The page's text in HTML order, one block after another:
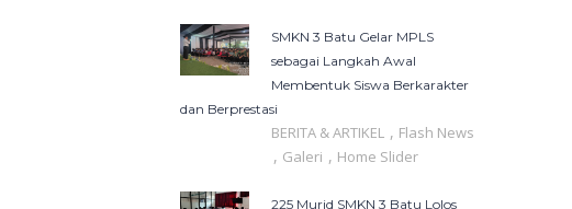
SMKN 3 Batu Gelar MPLS
sebagai Langkah Awal
Membentuk Siswa Berkarakter
dan Berprestasi
BERITA & ARTIKEL , Flash News
, Galeri , Home Slider
225 Murid SMKN 3 Batu Lolos